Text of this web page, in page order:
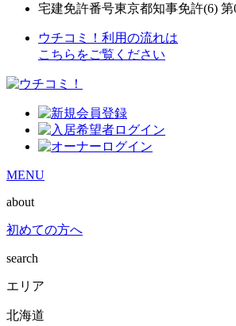
宅建免許番号東京都知事免許(6) 第
ウチコミ！利用の流れは
こちらをご覧ください
MENU
about
初めての方へ
search
エリア
北海道